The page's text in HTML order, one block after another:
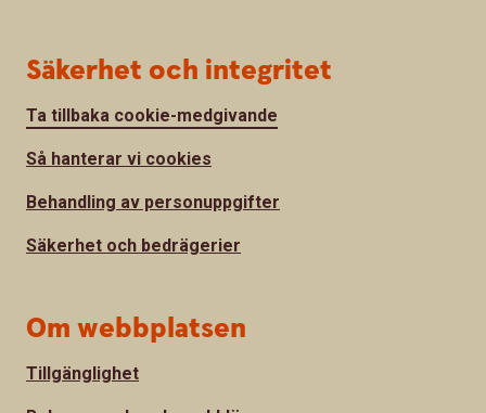
Säkerhet och integritet
Ta tillbaka cookie-medgivande
Så hanterar vi cookies
Behandling av personuppgifter
Säkerhet och bedrägerier
Om webbplatsen
Tillgänglighet